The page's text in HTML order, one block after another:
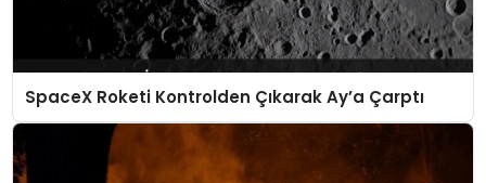
SpaceX Roketi Kontrolden Çıkarak Ay’a Çarptı